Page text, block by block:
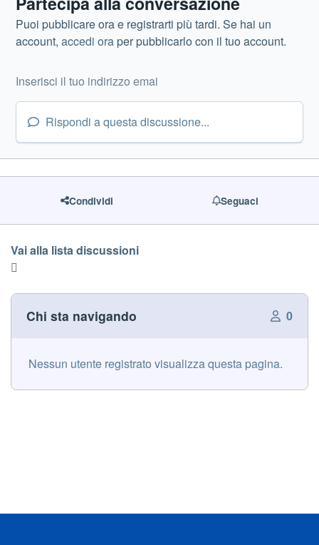
Puoi pubblicare ora e registrarti più tardi. Se hai un
account,accedi oraper pubblicarlo con il tuo account.
Rispondi a questa discussione...
Condividi Seguaci
Vai alla lista discussioni
Chi sta navigando 0
Nessun utente registrato visualizza questa pagina.